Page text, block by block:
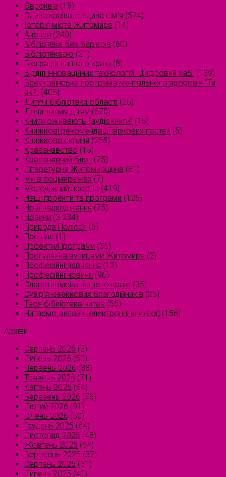
Євроквіз (15)
Єдина країна — єдина сім’я (574)
Історія міста Житомира (14)
Анонси (240)
Бібліотека без бар'єрів (60)
Бібліотекарю (21)
Біографи нашого краю (8)
Відділ інноваційних технологій. Цифровий хаб. (139)
Всеукраїнська програма ментального здоров'я "Ти
як?" (405)
Дитячі бібліотеки області (25)
Допитливим дітям (670)
Книги оживають (аудіокниги) (15)
Книжкові рекомендації зіркових гостей (5)
Книжкова скриня (255)
Краєзнавство (15)
Краєзнавчий блог (75)
Літературна Житомирщина (81)
Ми в соцмережах (7)
Молодіжний простір (419)
Наші проєкти та програми (125)
Нові надходження (75)
Новини (3 234)
Природа Полісся (6)
Про нас (1)
Проєкти/Програми (35)
Прогулянка вулицями Житомира (2)
Професійні навчання (12)
Професійні новини (96)
Славетні імена нашого краю (35)
Сузірʼя книжкових благодійників (25)
Твоя бібліотека читає (55)
Читаємо онлайн (електронні книжки) (156)
Архіви
Серпень 2026 (3)
Липень 2026 (50)
Червень 2026 (88)
Травень 2026 (71)
Квітень 2026 (64)
Березень 2026 (76)
Лютий 2026 (91)
Січень 2026 (50)
Грудень 2025 (64)
Листопад 2025 (48)
Жовтень 2025 (64)
Вересень 2025 (37)
Серпень 2025 (31)
Липень 2025 (40)